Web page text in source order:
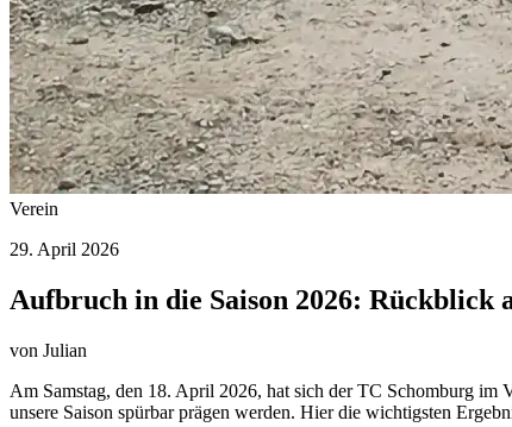
Verein
29. April 2026
Aufbruch in die Saison 2026: Rückblick
von Julian
Am Samstag, den 18. April 2026, hat sich der TC Schomburg im
unsere Saison spürbar prägen werden. Hier die wichtigsten